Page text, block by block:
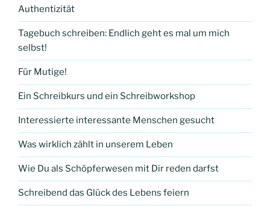
Authentizität
Tagebuch schreiben: Endlich geht es mal um mich
selbst!
Für Mutige!
Ein Schreibkurs und ein Schreibworkshop
Interessierte interessante Menschen gesucht
Was wirklich zählt in unserem Leben
Wie Du als Schöpferwesen mit Dir reden darfst
Schreibend das Glück des Lebens feiern